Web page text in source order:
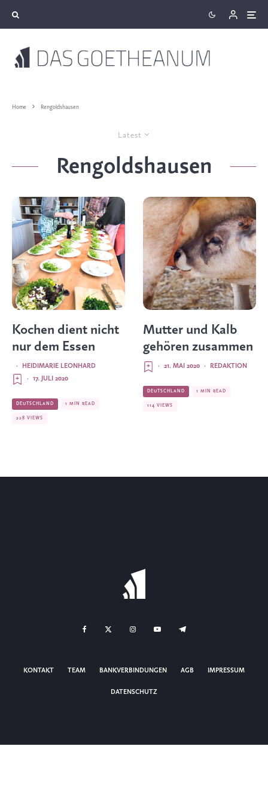
Home Rengoldshausen
Latest
Rengoldshausen
Kochen dient nicht
nur dem Essen
HEIDIMARIE LEONHARD
·
17. JULI 2020
·
DEUTSCHLAND 1 MIN READ
228 VIEWS
Mutter und Kalb
gehören zusammen
REDAKTION
·
21. MAI 2020
·
DEUTSCHLAND 1 MIN READ
114 VIEWS
KONTAKT TEAM BANKVERBINDUNGEN AGB IMPRESSUM
DATENSCHUTZ